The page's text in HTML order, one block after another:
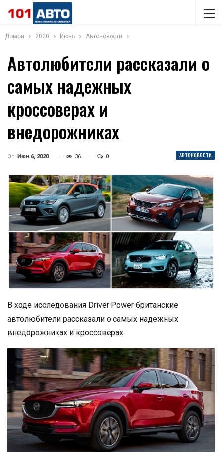
Домой 2020 Июнь Автоновости
Автолюбители рассказали о
самых надежных
кроссоверах и
внедорожниках
АВТОНОВОСТИ
On Июн 6, 2020 36 0
В ходе исследования Driver Power британские
автолюбители рассказали о самых надежных
внедорожниках и кроссоверах.